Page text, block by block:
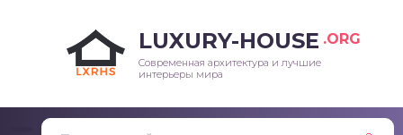
LUXURY-HOUSE .ORG
Современная архитектура и лучшие
интерьеры мира